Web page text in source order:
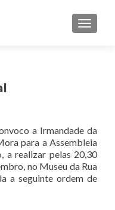
a Irmandade da
para a Assembleia
a realizar pelas 20,30
no Museu da Rua
a seguinte ordem de